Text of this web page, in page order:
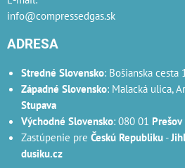
info@compressedgas.sk
ADRESA
Stredné Slovensko: Bošianska cesta
Západné Slovensko: Malacká ulica,
Stupava
Východné Slovensko: 080 01 Prešov
Zastúpenie pre Českú Republiku -
dusiku.cz